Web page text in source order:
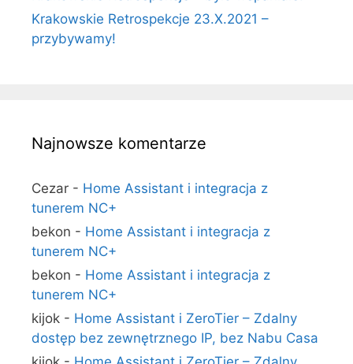
Krakowskie Retrospekcje 23.X.2021 –
przybywamy!
Najnowsze komentarze
Cezar - Home Assistant i integracja z
tunerem NC+
bekon - Home Assistant i integracja z
tunerem NC+
bekon - Home Assistant i integracja z
tunerem NC+
kijok - Home Assistant i ZeroTier – Zdalny
dostęp bez zewnętrznego IP, bez Nabu Casa